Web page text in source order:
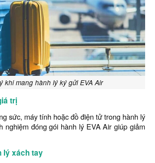
khi mang hành lý ký gửi EVA Air
trị
sức, máy tính hoặc đồ điện tử trong hành lý
nghiệm đóng gói hành lý EVA Air giúp giảm
lý xách tay